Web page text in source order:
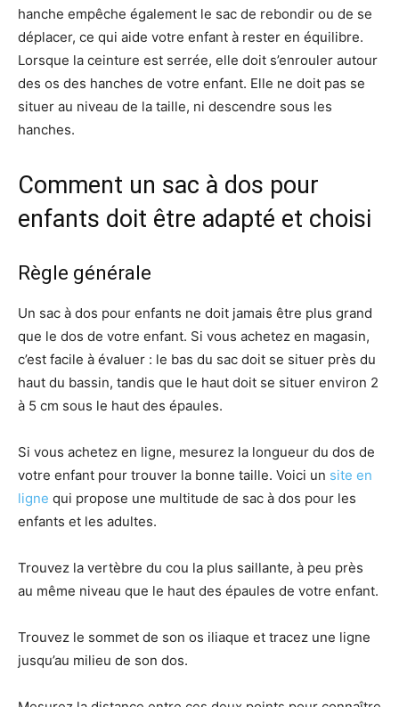
hanche empêche également le sac de rebondir ou de se
déplacer, ce qui aide votre enfant à rester en équilibre.
Lorsque la ceinture est serrée, elle doit s’enrouler autour
des os des hanches de votre enfant. Elle ne doit pas se
situer au niveau de la taille, ni descendre sous les
hanches.
Comment un sac à dos pour
enfants doit être adapté et choisi
Règle générale
Un sac à dos pour enfants ne doit jamais être plus grand
que le dos de votre enfant. Si vous achetez en magasin,
c’est facile à évaluer : le bas du sac doit se situer près du
haut du bassin, tandis que le haut doit se situer environ 2
à 5 cm sous le haut des épaules.
Si vous achetez en ligne, mesurez la longueur du dos de
votre enfant pour trouver la bonne taille. Voici un site en
ligne qui propose une multitude de sac à dos pour les
enfants et les adultes.
Trouvez la vertèbre du cou la plus saillante, à peu près
au même niveau que le haut des épaules de votre enfant.
Trouvez le sommet de son os iliaque et tracez une ligne
jusqu’au milieu de son dos.